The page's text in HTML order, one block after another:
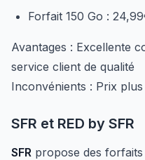
Forfait 150 Go :
Avantages : Excellente
service client de qualité
Inconvénients : Prix
SFR et RED by SFR
SFR propose des